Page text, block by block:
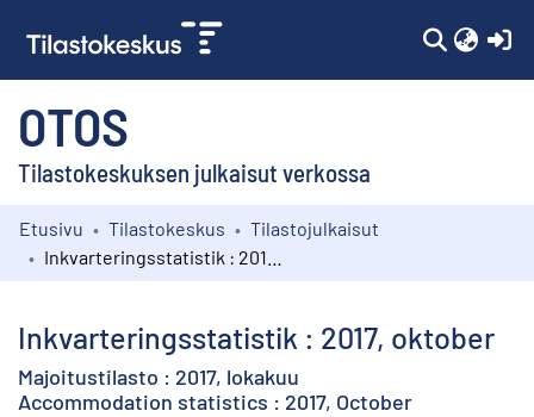
OTOS
Tilastokeskuksen julkaisut verkossa
Kokoelmat
Etusivu Tilastokeskus
Tilastojulkaisut
Inkvarteringsstatistik : 2017, oktober
Majoitustilasto : 2017, lokakuu
Accommodation statistics : 2017, October